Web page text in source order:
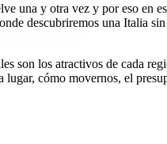
una y otra vez y por eso en
descubriremos una Italia sin
son los atractivos de cada
cómo movernos, el